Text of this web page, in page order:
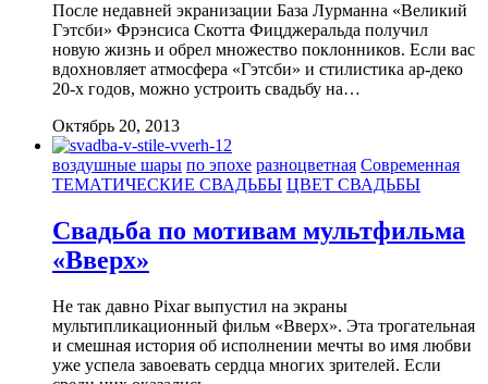
После недавней экранизации База Лурманна «Великий
Гэтсби» Фрэнсиса Скотта Фицджеральда получил
новую жизнь и обрел множество поклонников. Если вас
вдохновляет атмосфера «Гэтсби» и стилистика ар-деко
20-х годов, можно устроить свадьбу на…
Октябрь 20, 2013
воздушные шары по эпохе разноцветная Современная
ТЕМАТИЧЕСКИЕ СВАДЬБЫ ЦВЕТ СВАДЬБЫ
Свадьба по мотивам мультфильма
«Вверх»
Не так давно Pixar выпустил на экраны
мультипликационный фильм «Вверх». Эта трогательная
и смешная история об исполнении мечты во имя любви
уже успела завоевать сердца многих зрителей. Если